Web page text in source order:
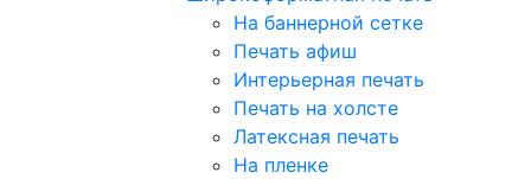
На баннерной сетке
Печать афиш
Интерьерная печать
Печать на холсте
Латексная печать
На пленке